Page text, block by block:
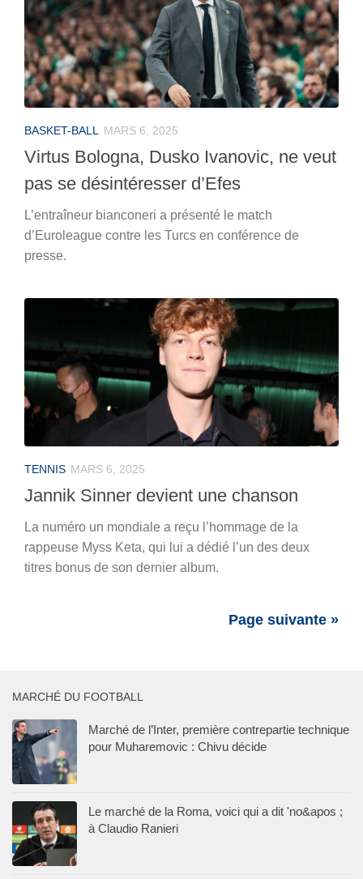
BASKET-BALL MARS 6, 2025
Virtus Bologna, Dusko Ivanovic, ne veut
pas se désintéresser d’Efes
L’entraîneur bianconeri a présenté le match
d’Euroleague contre les Turcs en conférence de
presse.
TENNIS MARS 6, 2025
Jannik Sinner devient une chanson
La numéro un mondiale a reçu l’hommage de la
rappeuse Myss Keta, qui lui a dédié l’un des deux
titres bonus de son dernier album.
Page suivante »
MARCHÉ DU FOOTBALL
Marché de l’Inter, première contrepartie technique
pour Muharemovic : Chivu décide
Le marché de la Roma, voici qui a dit 'no&apos ;
à Claudio Ranieri